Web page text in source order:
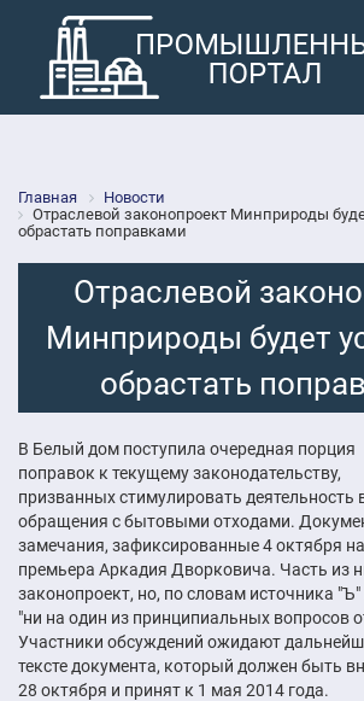
Главная
Новости
Отраслевой законопроект Минприроды
обрастать поправками
Отраслевой
Минприроды будет
обрастать
В Белый дом поступила очередная порция
поправок к текущему законодательству,
призванных стимулировать деятельность
обращения с бытовыми отходами.
замечания, зафиксированные 4 октября
премьера Аркадия Дворковича. Часть из
законопроект, но, по словам источника "Ъ"
"ни на один из принципиальных вопросов
Участники обсуждений ожидают
тексте документа, который должен быть
28 октября и принят к 1 мая 2014 года.